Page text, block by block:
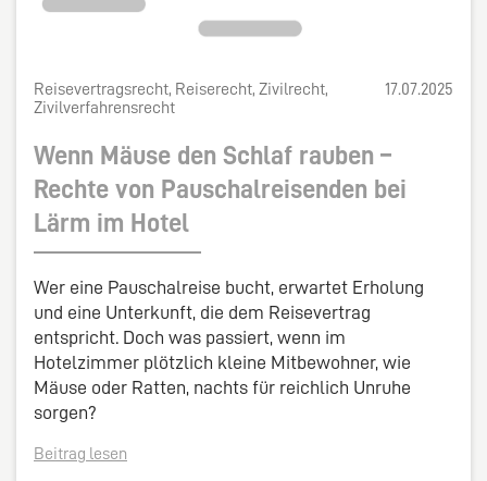
Reisevertragsrecht, Reiserecht, Zivilrecht,
Zivilverfahrensrecht
17.07.2025
Wenn Mäuse den Schlaf rauben –
Rechte von Pauschalreisenden bei
Lärm im Hotel
Wer eine Pauschalreise bucht, erwartet Erholung
und eine Unterkunft, die dem Reisevertrag
entspricht. Doch was passiert, wenn im
Hotelzimmer plötzlich kleine Mitbewohner, wie
Mäuse oder Ratten, nachts für reichlich Unruhe
sorgen?
Beitrag lesen